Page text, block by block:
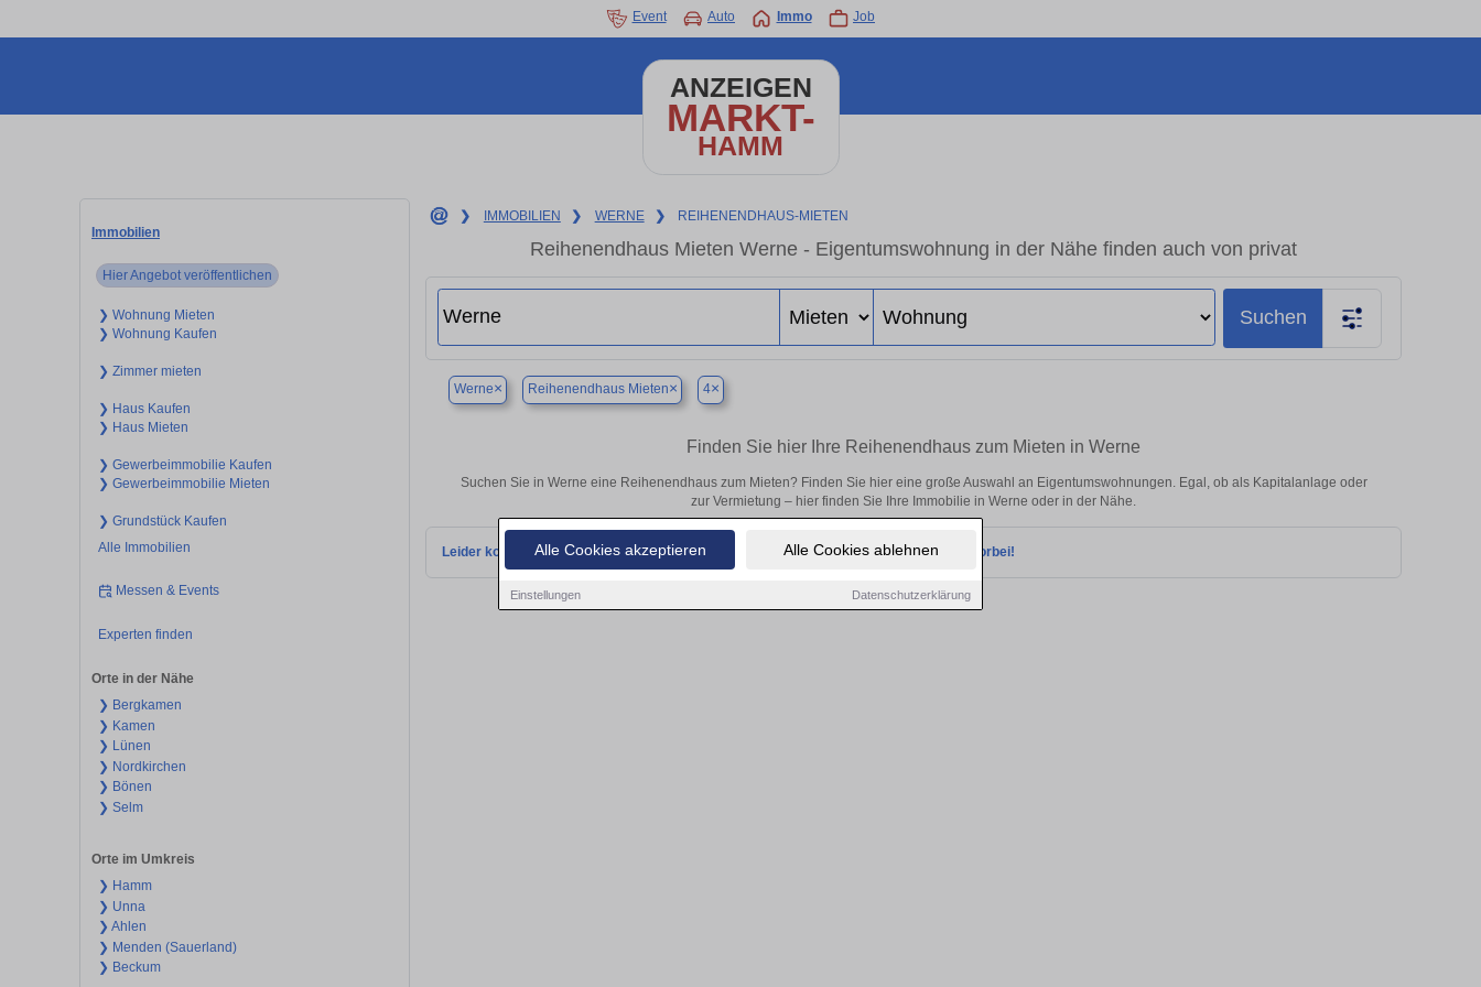
Alle Cookies akzeptieren Alle Cookies ablehnen
Einstellungen Datenschutzerklärung
Event Auto Immo Job
ANZEIGEN
MARKT-
HAMM
Immobilien
Hier Angebot veröffentlichen
❯ Wohnung Mieten
❯ Wohnung Kaufen
❯ Zimmer mieten
❯ Haus Kaufen
❯ Haus Mieten
❯ Gewerbeimmobilie Kaufen
❯ Gewerbeimmobilie Mieten
❯ Grundstück Kaufen
Alle Immobilien
Messen & Events
Experten finden
Orte in der Nähe
❯ Bergkamen
❯ Kamen
❯ Lünen
❯ Nordkirchen
❯ Bönen
❯ Selm
Orte im Umkreis
❯ Hamm
❯ Unna
❯ Ahlen
❯ Menden (Sauerland)
❯ Beckum
❯ IMMOBILIEN ❯ WERNE ❯ REIHENENDHAUS-MIETEN
Reihenendhaus Mieten Werne - Eigentumswohnung in der Nähe finden auch von privat
Suchen
Werne× Reihenendhaus Mieten× 4×
Finden Sie hier Ihre Reihenendhaus zum Mieten in Werne
Suchen Sie in Werne eine Reihenendhaus zum Mieten? Finden Sie hier eine große Auswahl an Eigentumswohnungen. Egal, ob als Kapitalanlage oder
zur Vermietung – hier finden Sie Ihre Immobilie in Werne oder in der Nähe.
Leider konnten wir derzeit keine passenden Objekte finden. Schauen Sie bald wieder vorbei!